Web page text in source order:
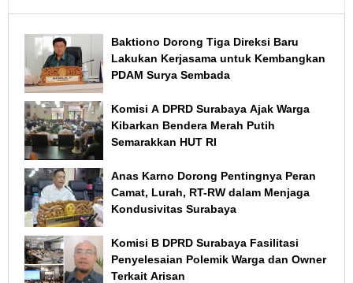
Baktiono Dorong Tiga Direksi Baru
Lakukan Kerjasama untuk Kembangkan
PDAM Surya Sembada
Komisi A DPRD Surabaya Ajak Warga
Kibarkan Bendera Merah Putih
Semarakkan HUT RI
Anas Karno Dorong Pentingnya Peran
Camat, Lurah, RT-RW dalam Menjaga
Kondusivitas Surabaya
Komisi B DPRD Surabaya Fasilitasi
Penyelesaian Polemik Warga dan Owner
Terkait Arisan